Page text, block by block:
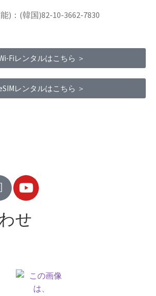
)：(韓国)82-10-3662-7830
Fiレンタルはこちら ＞
レンタルはこちら ＞
せ